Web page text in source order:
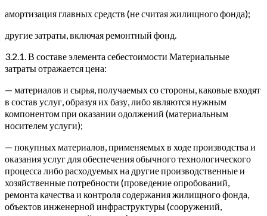
амортизация главных средств (не считая жилищного фонда);
другие затраты, включая ремонтный фонд.
3.2.1. В составе элемента себестоимости Материальные
затраты отражается цена:
— материалов и сырья, получаемых со стороны, каковые входят
в состав услуг, образуя их базу, либо являются нужным
компонентом при оказании одолжений (материальным
носителем услуги);
— покупных материалов, применяемых в ходе производства и
оказания услуг для обеспечения обычного технологического
процесса либо расходуемых на другие производственные и
хозяйственные потребности (проведение опробований,
ремонта качества и контроля содержания жилищного фонда,
объектов инженерной инфраструктуры (сооружений,